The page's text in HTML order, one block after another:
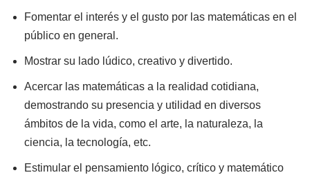
Fomentar el interés y el gusto por las matemáticas en el
público en general.
Mostrar su lado lúdico, creativo y divertido.
Acercar las matemáticas a la realidad cotidiana,
demostrando su presencia y utilidad en diversos
ámbitos de la vida, como el arte, la naturaleza, la
ciencia, la tecnología, etc.
Estimular el pensamiento lógico, crítico y matemático